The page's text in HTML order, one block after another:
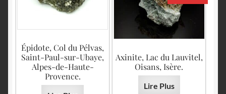
Épidote, Col du Pélvas,
Saint-Paul-sur-Ubaye,
Alpes-de-Haute-
Provence.
Axinite, Lac du Lauvitel,
Oisans, Isère.
Lire Plus